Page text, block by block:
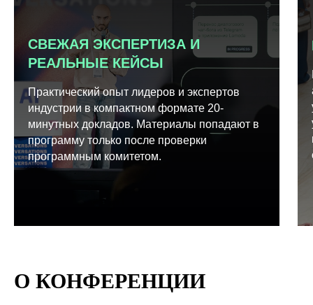
СВЕЖАЯ ЭКСПЕРТИЗА И
РЕАЛЬНЫЕ КЕЙСЫ
Практический опыт лидеров и экспертов
индустрии в компактном формате 20-
минутных докладов. Материалы попадают в
программу только после проверки
программным комитетом.
О КОНФЕРЕНЦИИ